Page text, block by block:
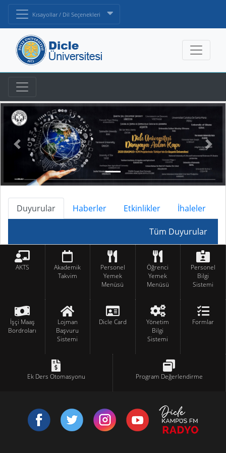
Kısayollar / Dil Seçenekleri
Duyurular Haberler Etkinlikler İhaleler
Tüm Duyurular
AKTS
Akademik
Takvim
Personel
Yemek
Menüsü
Öğrenci
Yemek
Menüsü
Personel
Bilgi
Sistemi
İşçi Maaş
Bordroları
Lojman
Başvuru
Sistemi
Dicle Card
Yönetim
Bilgi
Sistemi
Formlar
Ek Ders Otomasyonu Program Değerlendirme